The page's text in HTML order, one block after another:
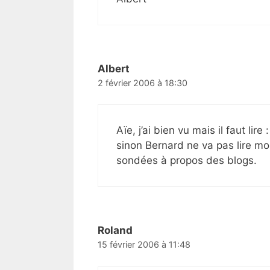
Albert
2 février 2006 à 18:30
Aïe, j’ai bien vu mais il faut
sinon Bernard ne va pas lire
sondées à propos des blogs.
Roland
15 février 2006 à 11:48